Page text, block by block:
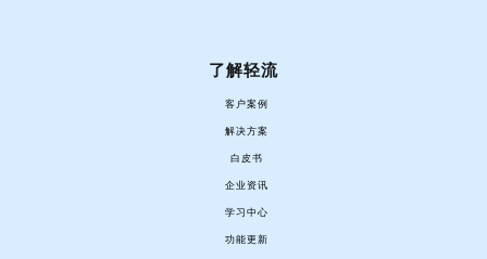
了解轻流
客户案例
解决方案
白皮书
企业资讯
学习中心
功能更新